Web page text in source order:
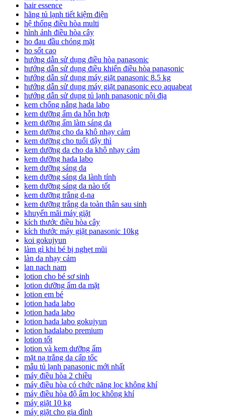
hair essence
hãng tủ lạnh tiết kiệm điện
hệ thống điều hòa multi
hình ảnh điều hòa cây
ho đau đầu chóng mặt
ho sốt cao
hướng dẫn sử dụng điều hòa panasonic
hướng dẫn sử dụng điều khiển điều hòa panasonic
hướng dẫn sử dụng máy giặt panasonic 8.5 kg
hướng dẫn sử dụng máy giặt panasonic eco aquabeat
hướng dẫn sử dụng tủ lạnh panasonic nội địa
kem chống nắng hada labo
kem dưỡng ẩm da hỗn hợp
kem dưỡng ẩm làm sáng da
kem dưỡng cho da khô nhạy cảm
kem dưỡng cho tuổi dậy thì
kem dưỡng da cho da khô nhạy cảm
kem dưỡng hada labo
kem dưỡng sáng da
kem dưỡng sáng da lành tính
kem dưỡng sáng da nào tốt
kem dưỡng trắng d-na
kem dưỡng trắng da toàn thân sau sinh
khuyến mãi máy giặt
kích thước điều hòa cây
kích thước máy giặt panasonic 10kg
koi gokujyun
làm gì khi bé bị nghẹt mũi
làn da nhạy cảm
lan nach nam
lotion cho bé sơ sinh
lotion dưỡng ẩm da mặt
lotion em bé
lotion hada labo
lotion hada labo
lotion hada labo gokujyun
lotion hadalabo premium
lotion tốt
lotion và kem dưỡng ẩm
mặt nạ trắng da cấp tốc
mẫu tủ lạnh panasonic mới nhất
máy điều hòa 2 chiều
máy điều hòa có chức năng lọc không khí
máy điều hòa độ ẩm lọc không khí
máy giặt 10 kg
máy giặt cho gia đình